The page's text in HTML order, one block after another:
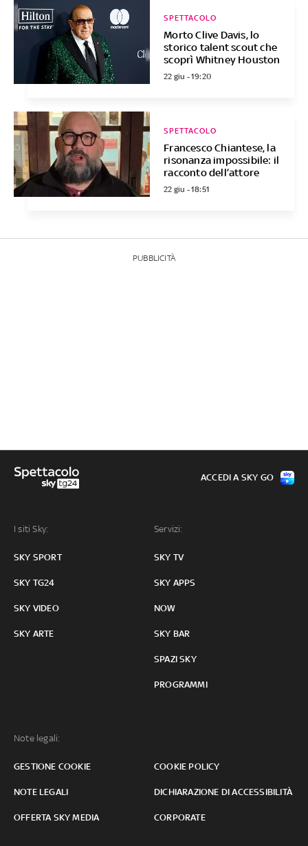
Morto Clive Davis, lo
storico talent scout che
scoprì Whitney Houston
SPETTACOLO
22 giu - 19:20
Francesco Chiantese, la
risonanza impossibile: il
racconto dell’attore
SPETTACOLO
22 giu - 18:51
PUBBLICITÀ
I siti Sky:
SKY SPORT
SKY TG24
SKY VIDEO
SKY ARTE
Servizi:
SKY TV
SKY APPS
NOW
SKY BAR
SPAZI SKY
PROGRAMMI
Note legali:
GESTIONE COOKIE COOKIE POLICY
NOTE LEGALI DICHIARAZIONE DI ACCESSIBILITÀ
OFFERTA SKY MEDIA CORPORATE
ACCEDI A SKY GO